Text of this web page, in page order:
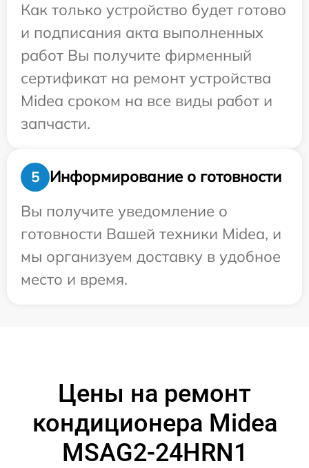
Как только устройство будет готово
и подписания акта выполненных
работ Вы получите фирменный
сертификат на ремонт устройства
Midea сроком на все виды работ и
запчасти.
5
Информирование о готовности
Вы получите уведомление о
готовности Вашей техники Midea, и
мы организуем доставку в удобное
место и время.
Цены на ремонт
кондиционера Midea
MSAG2-24HRN1